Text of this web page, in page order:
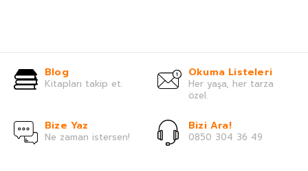
Blog
Kitapları takip et.
Okuma Listeleri
Her yaşa, her tarza
özel.
Bize Yaz
Ne zaman istersen!
Bizi Ara!
0850 304 36 49